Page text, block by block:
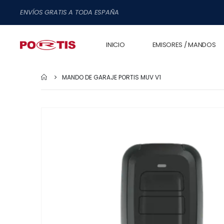
ENVÍOS GRATIS A TODA ESPAÑA
INICIO EMISORES / MANDOS
MANDO DE GARAJE PORTIS MUV V1